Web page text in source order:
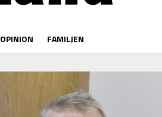
OPINION FAMILJEN